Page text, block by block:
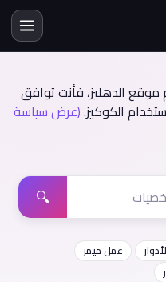
موقع الدهليز، فأنت توافق
الكوكيز.(عرض سياسة
🔍
عمل ميمز